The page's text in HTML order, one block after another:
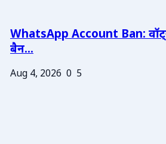
WhatsApp Account Ban:
बैन...
Aug 4, 2026 0 5